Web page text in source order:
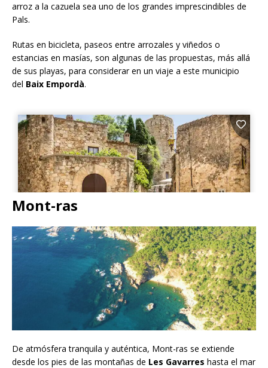
arroz a la cazuela sea uno de los grandes imprescindibles de
Pals.
Rutas en bicicleta, paseos entre arrozales y viñedos o
estancias en masías, son algunas de las propuestas, más allá
de sus playas, para considerar en un viaje a este municipio
del Baix Empordà.
Mont-ras
De atmósfera tranquila y auténtica, Mont-ras se extiende
desde los pies de las montañas de Les Gavarres hasta el mar